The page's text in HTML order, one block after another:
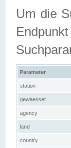
Um die
Parameter
station
gewaesser
agency
land
country